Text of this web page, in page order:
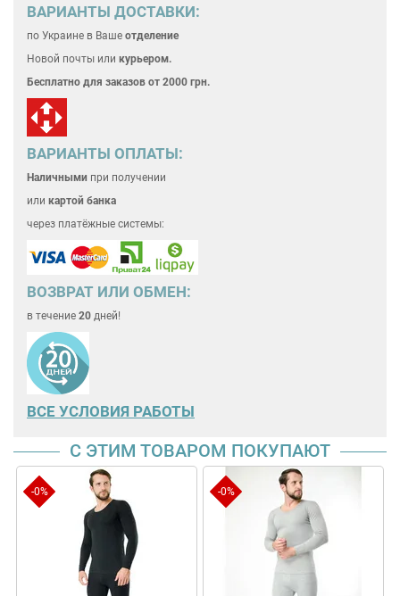
ВАРИАНТЫ ДОСТАВКИ:
по Украине в Ваше отделение
Новой почты или курьером.
Бесплатно для заказов от 2000 грн.
ВАРИАНТЫ ОПЛАТЫ:
Наличными при получении
или картой банка
через платёжные системы:
ВОЗВРАТ ИЛИ ОБМЕН:
в течение 20 дней!
ВСЕ УСЛОВИЯ РАБОТЫ
С ЭТИМ ТОВАРОМ ПОКУПАЮТ
-0% -0%
Термокостюм мужскй лёгкий
JIBER Poly Thermal, чёрное...